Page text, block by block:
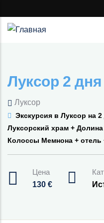
Луксор 2 дня
Луксор
Экскурсия в Луксор на
Луксорский храм +
Колоссы Мемнона + отель
Цена
130 €